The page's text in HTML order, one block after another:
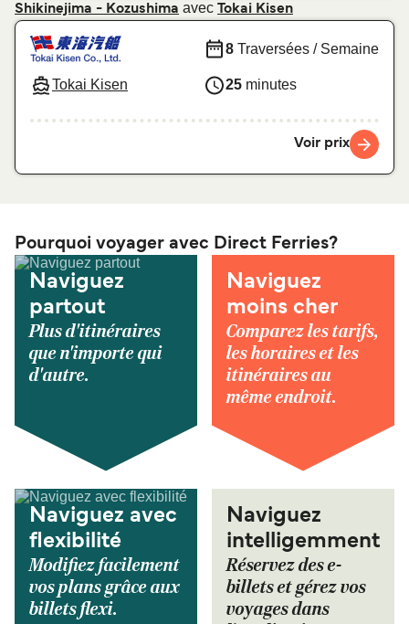
Shikinejima - Kozushima avec Tokai Kisen
Tokai Kisen
8 Traversées / Semaine
25 minutes
Voir prix
Pourquoi voyager avec Direct Ferries?
Naviguez
partout
Plus d'itinéraires
que n'importe qui
d'autre.
Naviguez
moins cher
Comparez les tarifs,
les horaires et les
itinéraires au
même endroit.
Naviguez avec
flexibilité
Modifiez facilement
vos plans grâce aux
billets flexi.
Naviguez
intelligemment
Réservez des e-
billets et gérez vos
voyages dans